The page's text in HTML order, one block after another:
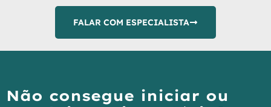
FALAR COM ESPECIALISTA
Não consegue iniciar ou